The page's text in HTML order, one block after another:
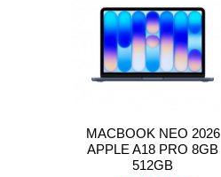
MACBOOK NEO 2026
APPLE A18 PRO 8GB
512GB